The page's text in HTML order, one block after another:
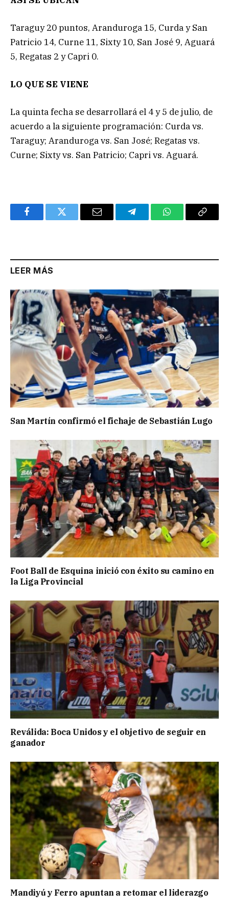
Taraguy 20 puntos, Aranduroga 15, Curda y San
Patricio 14, Curne 11, Sixty 10, San José 9, Aguará
5, Regatas 2 y Capri 0.
LO QUE SE VIENE
La quinta fecha se desarrollará el 4 y 5 de julio, de
acuerdo a la siguiente programación: Curda vs.
Taraguy; Aranduroga vs. San José; Regatas vs.
Curne; Sixty vs. San Patricio; Capri vs. Aguará.
FacebookTwitter Email TelegramWhatsAppCopy
LEER MÁS
San Martín confirmó el fichaje de Sebastián Lugo
Foot Ball de Esquina inició con éxito su camino en
la Liga Provincial
Reválida: Boca Unidos y el objetivo de seguir en
ganador
Mandiyú y Ferro apuntan a retomar el liderazgo